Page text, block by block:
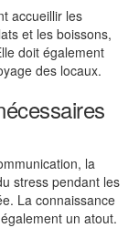
accueillir les
et les boissons,
doit également
des locaux.
la
stress pendant les
La connaissance
un atout.